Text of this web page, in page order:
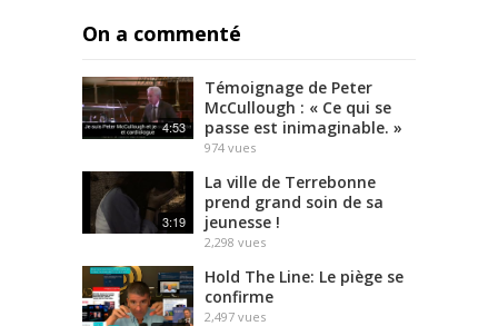
On a commenté
4:53
Témoignage de Peter
McCullough : « Ce qui se
passe est inimaginable. »
974 vues
3:19
La ville de Terrebonne
prend grand soin de sa
jeunesse !
2,298 vues
Hold The Line: Le piège se
confirme
2,497 vues